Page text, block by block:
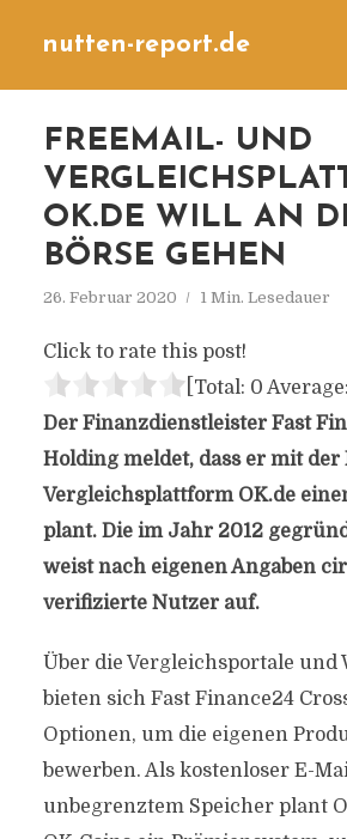
nutten-report.de
FREEMAIL- UND
OK.DE WILL AN
BÖRSE GEHEN
26. Februar 2020 1 Min. Lesedauer
Click to rate this post!
[Total: 0 Average:
Der Finanzdienstleister Fast
Holding meldet, dass er mit
Vergleichsplattform OK.de
plant. Die im Jahr 2012
weist nach eigenen Angaben
verifizierte Nutzer auf.
Über die Vergleichsportale und
bieten sich Fast Finance24
Optionen, um die eigenen
bewerben. Als kostenloser E-
unbegrenztem Speicher plant